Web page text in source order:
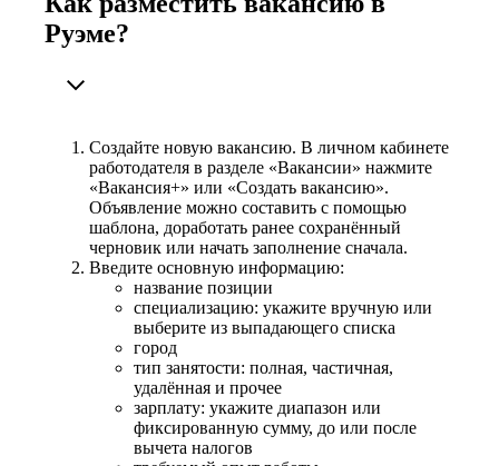
Руэме?
Создайте новую вакансию. В личном кабинете
работодателя в разделе «Вакансии» нажмите
«Вакансия+» или «Создать вакансию».
Объявление можно составить с помощью
шаблона, доработать ранее сохранённый
черновик или начать заполнение сначала.
Введите основную информацию:
название позиции
специализацию: укажите вручную или
выберите из выпадающего списка
город
тип занятости: полная, частичная,
удалённая и прочее
зарплату: укажите диапазон или
фиксированную сумму, до или после
вычета налогов